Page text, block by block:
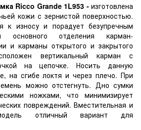
Ricco Grande 1L953 - изготовлена
кожи с зернистой поверхностью.
к износу и порадует безупречным
основного отделения карман-
и карманы открытого и закрытого
вертикальный карман с
на цепочке. Носить данную
на сгибе локтя и через плечо. При
можно отстегнуть. Дно сумки
ножками, что минимизирует
повреждений. Вместительная и
отличный вариант для